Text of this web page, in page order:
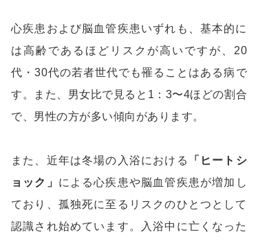
心疾患および脳血管疾患いずれも、基本的に
は高齢であるほどリスクが高いですが、20
代・30代の若者世代でも罹ることはある病で
す。また、男女比で見ると1：3〜4ほどの割合
で、男性の方が多い傾向があります。
また、近年は冬場の入浴における
「ヒートシ
ョック」 による心疾患や脳血管疾患が増加し
ており、孤独死に至るリスクのひとつとして
認識され始めています。入浴中に亡くなった